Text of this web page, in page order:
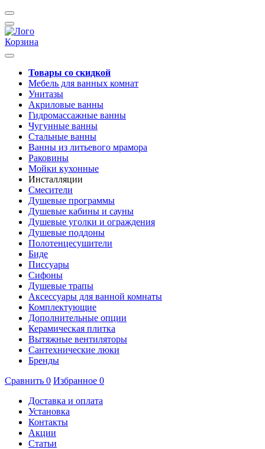
Корзина
Товары со скидкой
Мебель для ванных комнат
Унитазы
Акриловые ванны
Гидромассажные ванны
Чугунные ванны
Стальные ванны
Ванны из литьевого мрамора
Раковины
Мойки кухонные
Инсталляции
Смесители
Душевые программы
Душевые кабины и сауны
Душевые уголки и ограждения
Душевые поддоны
Полотенцесушители
Биде
Писсуары
Сифоны
Душевые трапы
Аксессуары для ванной комнаты
Комплектующие
Дополнительные опции
Керамическая плитка
Вытяжные вентиляторы
Сантехнические люки
Бренды
Сравнить 0 Избранное 0
Доставка и оплата
Установка
Контакты
Акции
Статьи